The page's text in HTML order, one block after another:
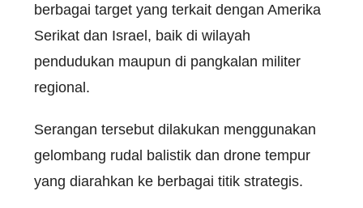
berbagai target yang terkait dengan Amerika
Serikat dan Israel, baik di wilayah
pendudukan maupun di pangkalan militer
regional.
Serangan tersebut dilakukan menggunakan
gelombang rudal balistik dan drone tempur
yang diarahkan ke berbagai titik strategis.